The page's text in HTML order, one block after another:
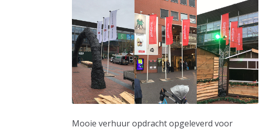
Mooie verhuur opdracht opgeleverd voor